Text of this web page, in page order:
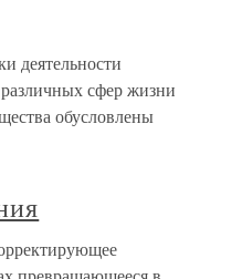
сфер жизни
обусловлены